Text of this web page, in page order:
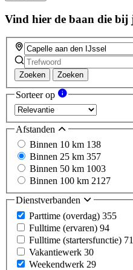
Vind hier de baan die bij
Zoeken Zoeken
Sorteer op
Afstanden
Binnen 10 km 138
Binnen 25 km 357
Binnen 50 km 1003
Binnen 100 km 2127
Dienstverbanden
Parttime (overdag) 355
Fulltime (ervaren) 94
Fulltime (startersfunctie) 71
Vakantiewerk 30
Weekendwerk 29